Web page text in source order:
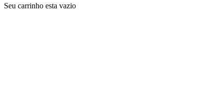
Seu carrinho esta vazio